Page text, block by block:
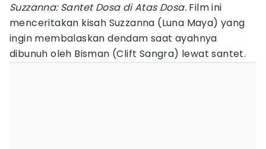
Suzzanna: Santet Dosa di Atas Dosa. Film ini
menceritakan kisah Suzzanna (Luna Maya) yang
ingin membalaskan dendam saat ayahnya
dibunuh oleh Bisman (Clift Sangra) lewat santet.